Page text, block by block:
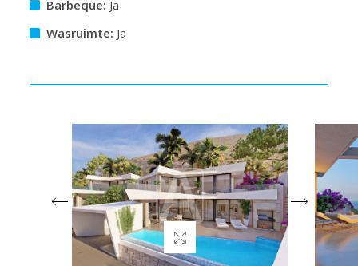
Barbeque: Ja
Wasruimte: Ja